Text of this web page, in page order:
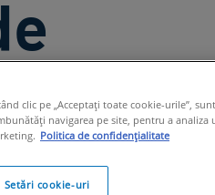
clic pe „Acceptați toate cookie-urile”,
navigarea pe site, pentru a
Politica de confidențialitate
Setări cookie-uri